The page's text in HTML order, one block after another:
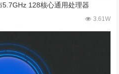
128核心通用处理器
3.61W